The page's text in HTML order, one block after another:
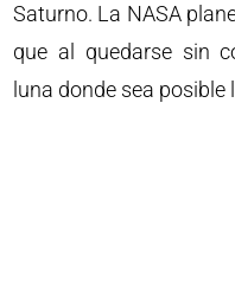
Saturno. La NASA
que al quedarse sin
luna donde sea